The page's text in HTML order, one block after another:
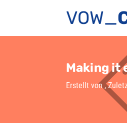
VOW_
Making it
Erstellt von ,